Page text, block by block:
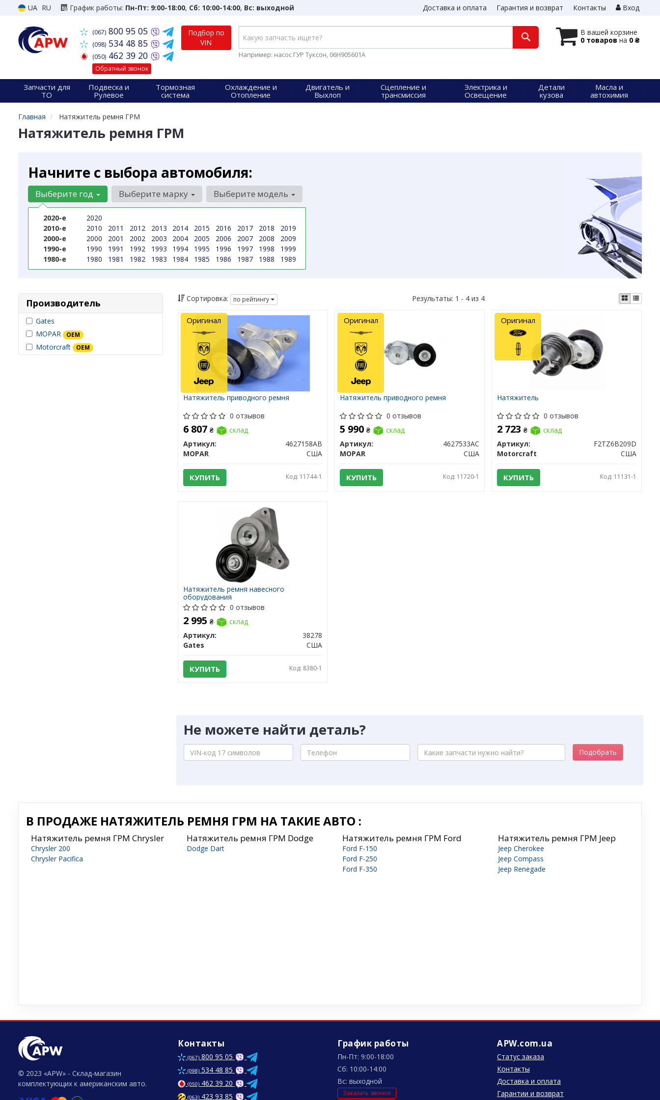
UA RU График работы: Пн-Пт: 9:00-18:00, Сб: 10:00-14:00, Вс: выходной Доставка и оплата Гарантия и возврат Контакты Вход
(067)800 95 05
(098)534 48 85
(050)462 39 20
Обратный звонок
Подбор по
VIN
В вашей корзине
0 товаровна 0 ₴
Например: насос ГУР Туксон, 06H905601A
Запчасти для
ТО
Подвеска и
Рулевое
Тормозная
система
Охлаждение и
Отопление
Двигатель и
Выхлоп
Сцепление и
трансмиссия
Электрика и
Освещение
Детали
кузова
Масла и
автохимия
Главная Натяжитель ремня ГРМ
Натяжитель ремня ГРМ
Начните с выбора автомобиля:
Выберите год
2020-е
2020
2010-е
2010 2011 2012 2013 2014 2015 2016 2017 2018
2019
2000-е
2000 2001 2002 2003 2004 2005 2006 2007 2008
2009
1990-е
1990 1991 1992 1993 1994 1995 1996 1997 1998
1999
1980-е
1980 1981 1982 1983 1984 1985 1986 1987 1988 1989
Выберите марку Выберите модель
Производитель
Gates
MOPAR
OEM
Motorcraft OEM
Сортировка: по рейтингу Результаты: 1 - 4 из 4
Натяжитель приводного ремня
0 отзывов
6 807 ₴
склад
Артикул:
4627158AB
MOPAR
США
КУПИТЬ Код: 11744-1
Оригинал
Натяжитель приводного ремня
0 отзывов
5 990₴
склад
Артикул:
4627533AC
MOPAR
США
КУПИТЬ Код: 11720-1
Оригинал
Натяжитель
0 отзывов
2 723₴
склад
Артикул:
F2TZ6B209D
Motorcraft
США
КУПИТЬ Код: 11131-1
Оригинал
Натяжитель ремня навесного
оборудования
0 отзывов
2 995 ₴
склад
Артикул:
38278
Gates
США
КУПИТЬ Код: 8380-1
Не можете найти деталь?
Подобрать
В ПРОДАЖЕ НАТЯЖИТЕЛЬ РЕМНЯ ГРМ НА ТАКИЕ АВТО :
Натяжитель ремня ГРМ Chrysler
Chrysler 200
Chrysler Pacifica
Натяжитель ремня ГРМ Dodge
Dodge Dart
Натяжитель ремня ГРМ Ford
Ford F-150
Ford F-250
Ford F-350
Натяжитель ремня ГРМ Jeep
Jeep Cherokee
Jeep Compass
Jeep Renegade
© 2023 «APW» - Склад-магазин
комплектующих к американским авто.
Контакты
(067) 800 95 05
(098) 534 48 85
(050) 462 39 20
(063) 423 93 85
График работы
Пн-Пт: 9:00-18:00
Сб: 10:00-14:00
Вс: выходной
Заказать звонок
APW.com.ua
Статус заказа
Контакты
Доставка и оплата
Гарантии и возврат